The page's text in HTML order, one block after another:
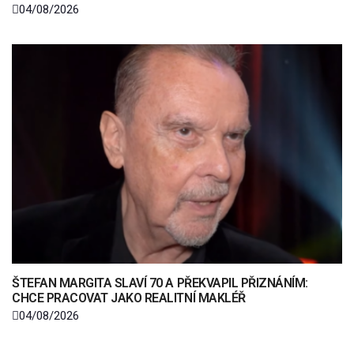
04/08/2026
ŠTEFAN MARGITA SLAVÍ 70 A PŘEKVAPIL PŘIZNÁNÍM:
CHCE PRACOVAT JAKO REALITNÍ MAKLÉŘ
04/08/2026